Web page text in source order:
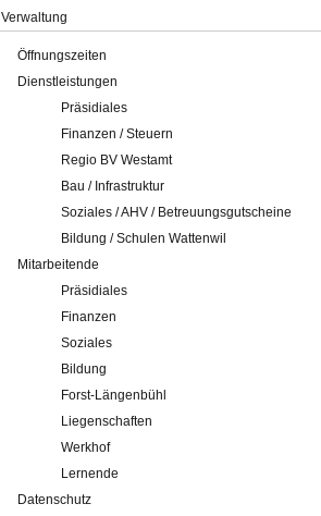
Verwaltung
Öffnungszeiten
Dienstleistungen
Präsidiales
Finanzen / Steuern
Regio BV Westamt
Bau / Infrastruktur
Soziales / AHV / Betreuungsgutscheine
Bildung / Schulen Wattenwil
Mitarbeitende
Präsidiales
Finanzen
Soziales
Bildung
Forst-Längenbühl
Liegenschaften
Werkhof
Lernende
Datenschutz